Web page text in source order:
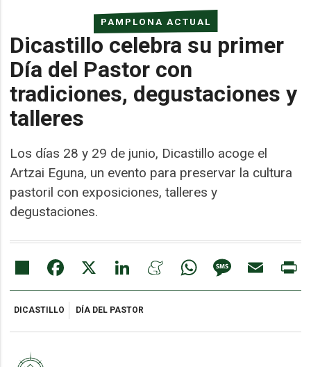
PAMPLONA ACTUAL
Dicastillo celebra su primer
Día del Pastor con
tradiciones, degustaciones y
talleres
Los días 28 y 29 de junio, Dicastillo acoge el
Artzai Eguna, un evento para preservar la cultura
pastoril con exposiciones, talleres y
degustaciones.
Share Facebook LinkedIn MeneameWhatsAppMessageEmail
DICASTILLO DÍA DEL PASTOR